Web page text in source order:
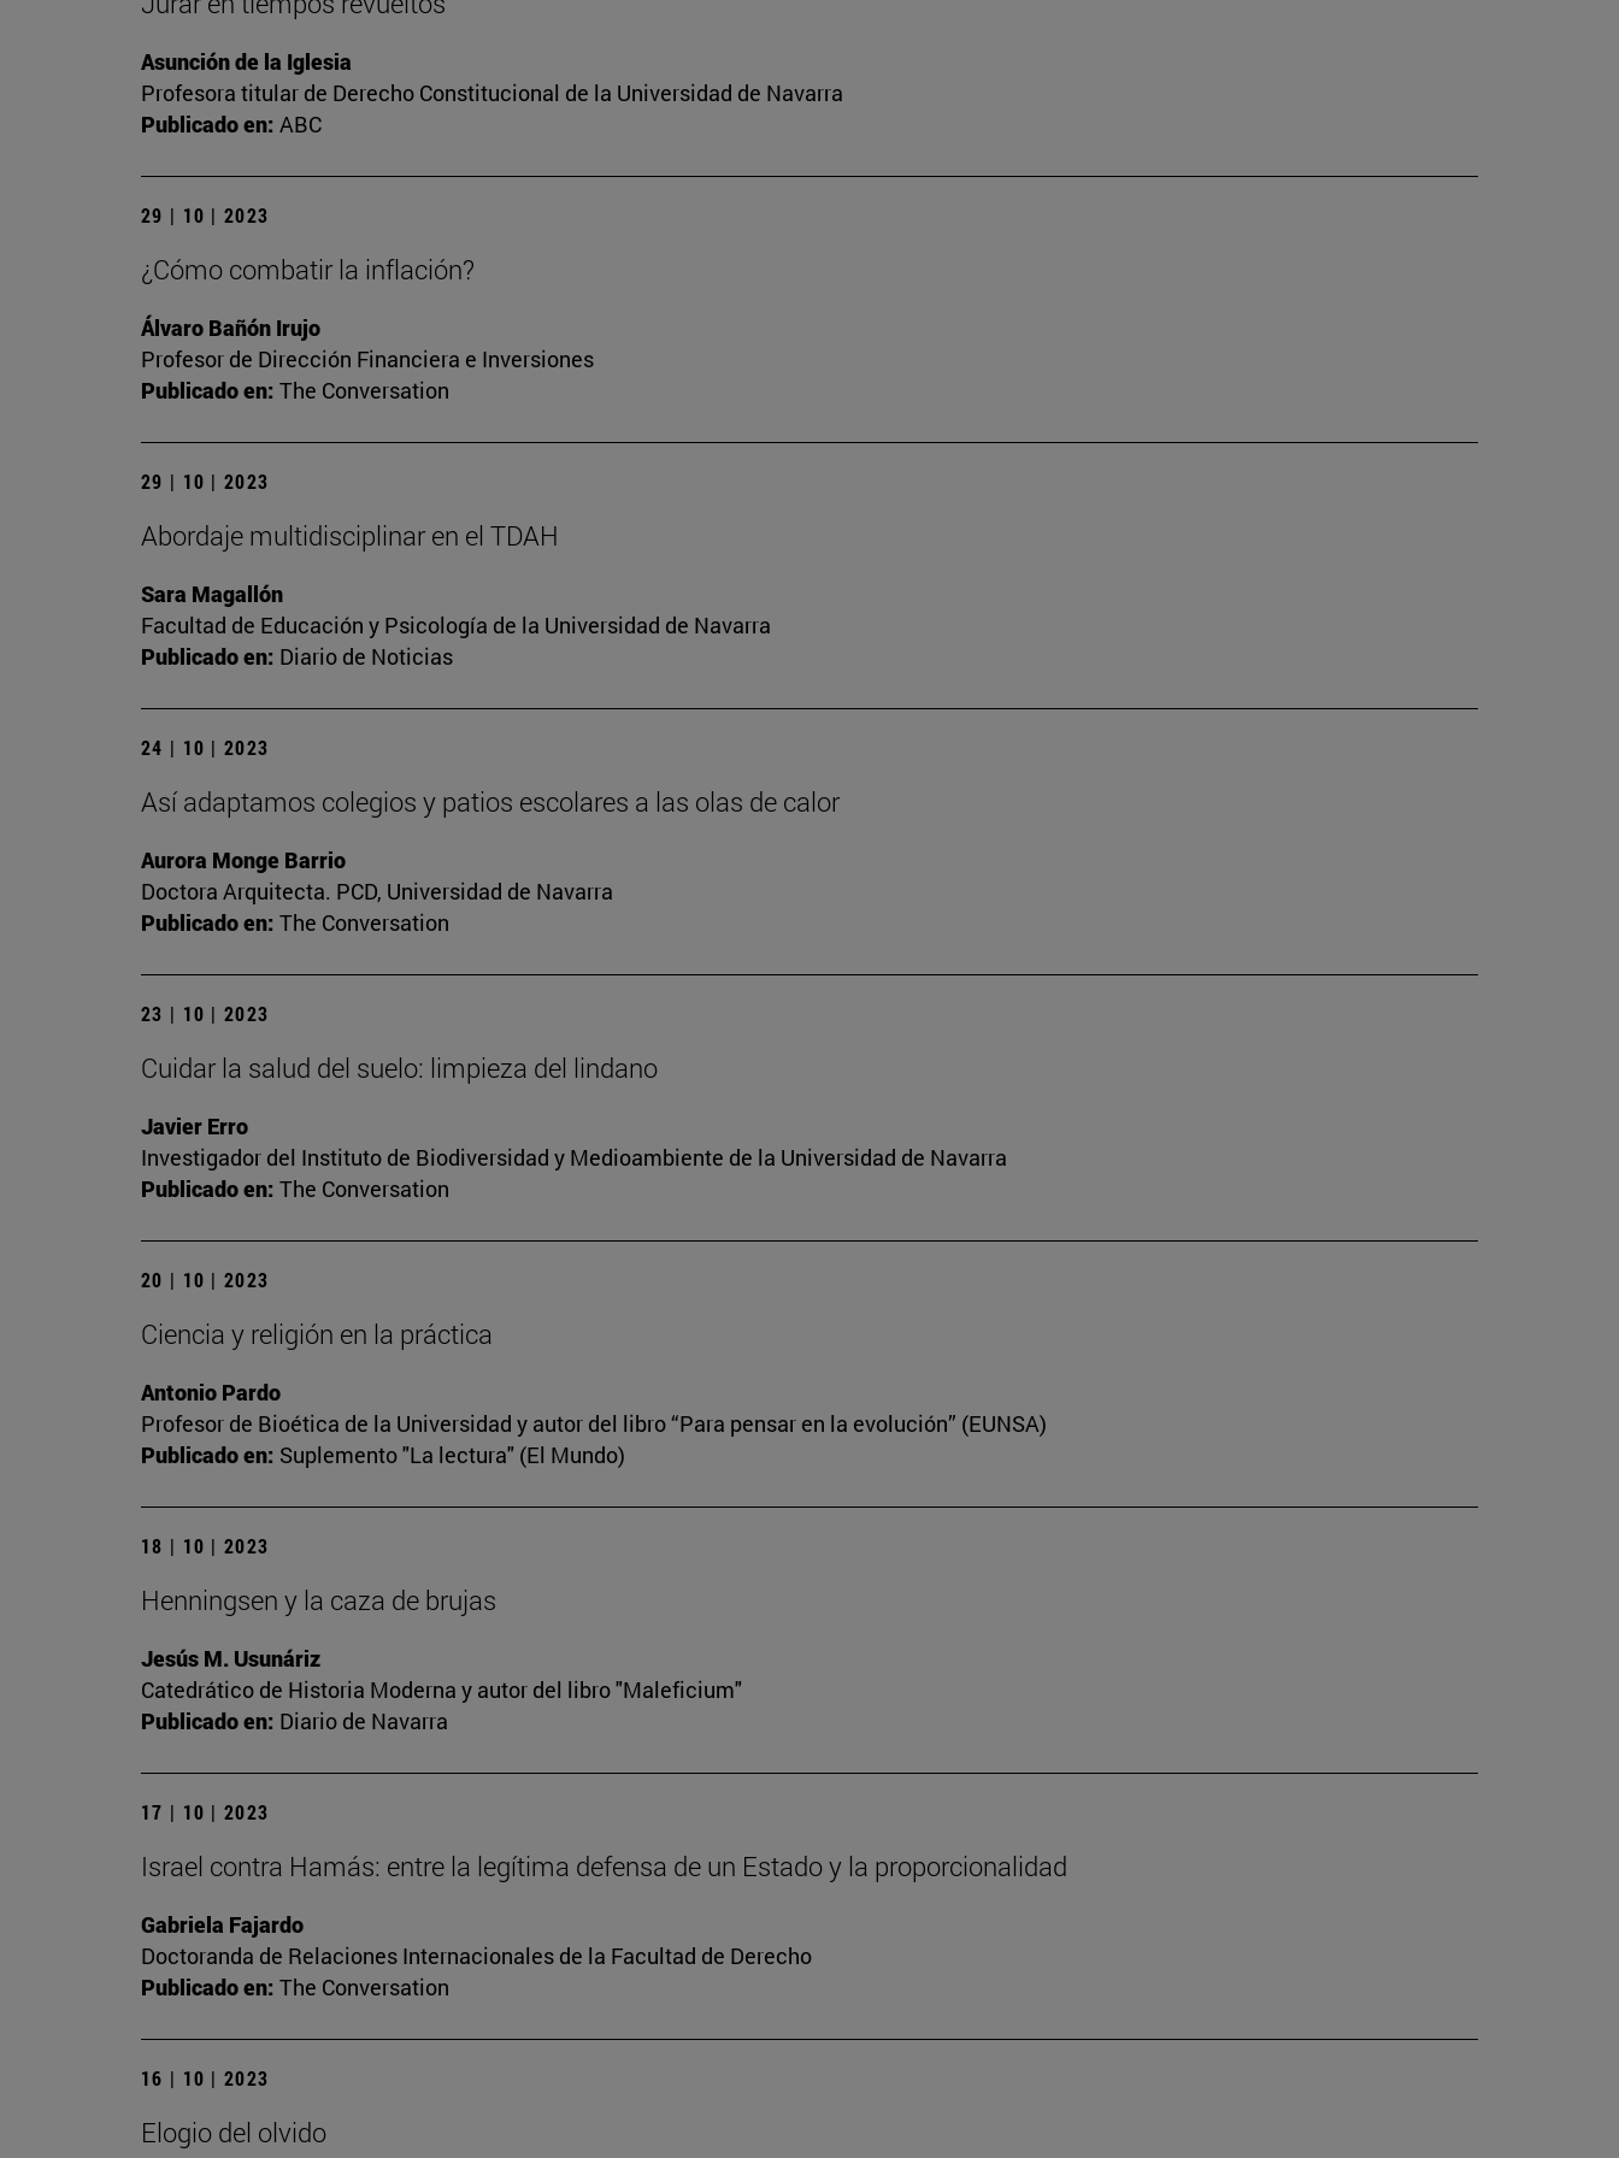
Asunción de la Iglesia
Profesora titular de Derecho Constitucional de la Universidad de Navarra
Publicado en: ABC
29 | 10 | 2023
¿Cómo combatir la inflación?
Álvaro Bañón Irujo
Profesor de Dirección Financiera e Inversiones
Publicado en: The Conversation
29 | 10 | 2023
Abordaje multidisciplinar en el TDAH
Sara Magallón
Facultad de Educación y Psicología de la Universidad de Navarra
Publicado en: Diario de Noticias
24 | 10 | 2023
Así adaptamos colegios y patios escolares a las olas de calor
Aurora Monge Barrio
Doctora Arquitecta. PCD, Universidad de Navarra
Publicado en: The Conversation
23 | 10 | 2023
Cuidar la salud del suelo: limpieza del lindano
Javier Erro
Investigador del Instituto de Biodiversidad y Medioambiente de la Universidad de Navarra
Publicado en: The Conversation
20 | 10 | 2023
Ciencia y religión en la práctica
Antonio Pardo
Profesor de Bioética de la Universidad y autor del libro “Para pensar en la evolución” (EUNSA)
Publicado en: Suplemento "La lectura" (El Mundo)
18 | 10 | 2023
Henningsen y la caza de brujas
Jesús M. Usunáriz
Catedrático de Historia Moderna y autor del libro "Maleficium"
Publicado en: Diario de Navarra
17 | 10 | 2023
Israel contra Hamás: entre la legítima defensa de un Estado y la proporcionalidad
Gabriela Fajardo
Doctoranda de Relaciones Internacionales de la Facultad de Derecho
Publicado en: The Conversation
16 | 10 | 2023
Elogio del olvido